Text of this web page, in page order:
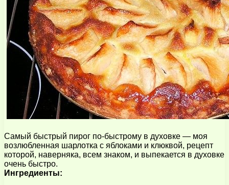
Самый быстрый пирог по-быстрому в духовке — моя
возлюбленная шарлотка с яблоками и клюквой, рецепт
которой, наверняка, всем знаком, и выпекается в духовке
очень быстро.
Ингредиенты: